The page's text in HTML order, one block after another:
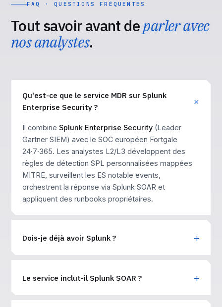
FAQ · QUESTIONS FRÉQUENTES
Tout savoir avant deparler avec
nos analystes.
Qu'est-ce que le service MDR sur Splunk
Enterprise Security ?
Il combine Splunk Enterprise Security (Leader
Gartner SIEM) avec le SOC européen Fortgale
24·7·365. Les analystes L2/L3 développent des
règles de détection SPL personnalisées mappées
MITRE, surveillent les ES notable events,
orchestrent la réponse via Splunk SOAR et
appliquent des runbooks propriétaires.
Dois-je déjà avoir Splunk ?
Le service inclut-il Splunk SOAR ?